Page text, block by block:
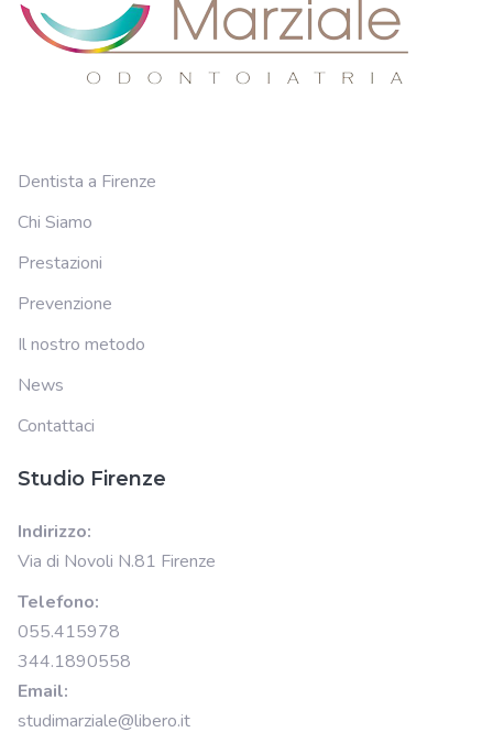
Dentista a Firenze
Chi Siamo
Prestazioni
Prevenzione
Il nostro metodo
News
Contattaci
Studio Firenze
Indirizzo:
Via di Novoli N.81 Firenze
Telefono:
055.415978
344.1890558
Email:
studimarziale@libero.it